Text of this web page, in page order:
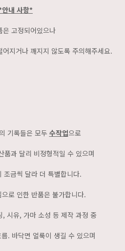
안내 사항*
은 고정되어있으나
지거나 깨지지 않도록 주의해주세요.
기록들은 모두 수작업으로
품과 달리 비정형적일 수 있으며
조금씩 달라 더 특별합니다.
로 인한 반품은 불가합니다.
시유, 가마 소성 등 제작 과정 중
. 바닥면 얼룩이 생길 수 있으며